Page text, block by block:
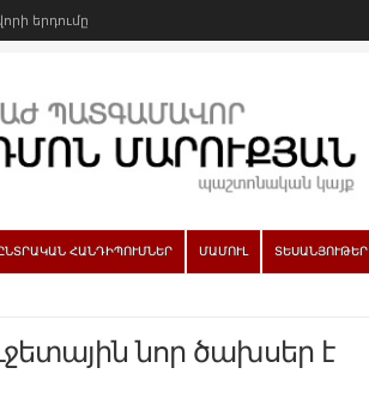
երդումը
ՀԱՆԴԻՊՈՒՄՆԵՐ ՄԱՄՈՒԼ ՏԵՍԱՆՅՈՒԹԵՐ
նոր ծախսեր է